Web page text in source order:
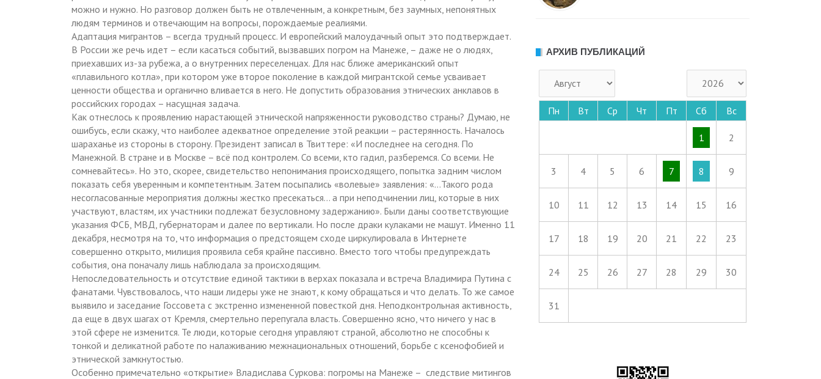
можно и нужно. Но разговор должен быть не отвлеченным, а конкретным, без заумных, непонятных
людям терминов и отвечающим на вопросы, порождаемые реалиями.
Адаптация мигрантов – всегда трудный процесс. И европейский малоудачный опыт это подтверждает.
В России же речь идет – если касаться событий, вызвавших погром на Манеже, – даже не о людях,
приехавших из-за рубежа, а о внутренних переселенцах. Для нас ближе американский опыт
«плавильного котла», при котором уже второе поколение в каждой мигрантской семье усваивает
ценности общества и органично вливается в него. Не допустить образования этнических анклавов в
российских городах – насущная задача.
Как отнеслось к проявлению нарастающей этнической напряженности руководство страны? Думаю, не
ошибусь, если скажу, что наиболее адекватное определение этой реакции – растерянность. Началось
шараханье из стороны в сторону. Президент записал в Твиттере: «И последнее на сегодня. По
Манежной. В стране и в Москве – всё под контролем. Со всеми, кто гадил, разберемся. Со всеми. Не
сомневайтесь». Но это, скорее, свидетельство непонимания происходящего, попытка задним числом
показать себя уверенным и компетентным. Затем посыпались «волевые» заявления: «…Такого рода
несогласованные мероприятия должны жестко пресекаться… а при неподчинении лиц, которые в них
участвуют, властям, их участники подлежат безусловному задержанию». Были даны соответствующие
указания ФСБ, МВД, губернаторам и далее по вертикали. Но после драки кулаками не машут. Именно 11
декабря, несмотря на то, что информация о предстоящем сходе циркулировала в Интернете
совершенно открыто, милиция проявила себя крайне пассивно. Вместо того чтобы предупреждать
события, она поначалу лишь наблюдала за происходящим.
Непоследовательность и отсутствие единой тактики в верхах показала и встреча Владимира Путина с
фанатами. Чувствовалось, что наши лидеры уже не знают, к кому обращаться и что делать. То же самое
выявило и заседание Госсовета с экстренно измененной повесткой дня. Неподконтрольная активность,
да еще в двух шагах от Кремля, смертельно перепугала власть. Совершенно ясно, что ничего у нас в
этой сфере не изменится. Те люди, которые сегодня управляют страной, абсолютно не способны к
тонкой и деликатной работе по налаживанию межнациональных отношений, борьбе с ксенофобией и
этнической замкнутостью.
Особенно примечательно «открытие» Владислава Суркова: погромы на Манеже – следствие митингов
АРХИВ ПУБЛИКАЦИЙ
Пн Вт Ср Чт Пт Сб Вс
1 2
3 4 5 6 7 8 9
10 11 12 13 14 15 16
17 18 19 20 21 22 23
24 25 26 27 28 29 30
31